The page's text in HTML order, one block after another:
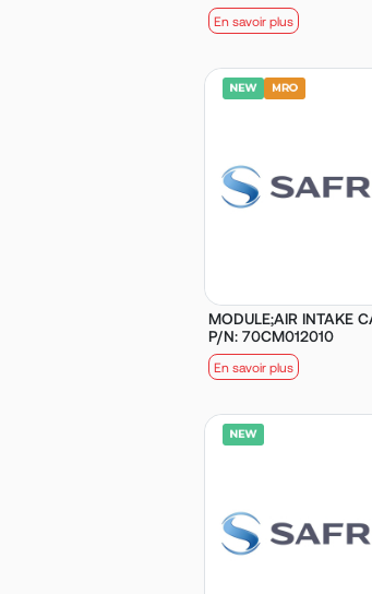
En savoir plus
MODULE;AIR INTAKE
P/N: 70CM012010
En savoir plus